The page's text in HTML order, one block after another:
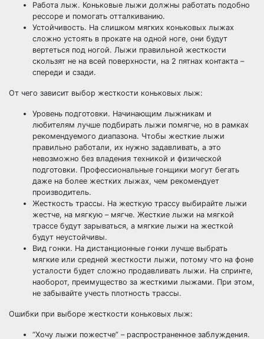
Работа лыж. Коньковые лыжи должны работать подобно
рессоре и помогать отталкиванию.
Устойчивость. На слишком мягких коньковых лыжах
сложно устоять в прокате на одной ноге, они будут
вертеться под ногой. Лыжи правильной жесткости
скользят не на всей поверхности, на 2 пятнах контакта –
спереди и сзади.
От чего зависит выбор жесткости коньковых лыж:
Уровень подготовки. Начинающим лыжникам и
любителям лучше подбирать лыжи помягче, но в рамках
рекомендуемого диапазона. Чтобы жесткие лыжи
правильно работали, их нужно задавливать, а это
невозможно без владения техникой и физической
подготовки. Профессиональные гонщики могут бегать
даже на более жестких лыжах, чем рекомендует
производитель.
Жесткость трассы. На жесткую трассу выбирайте лыжи
жестче, на мягкую – мягче. Жесткие лыжи на мягкой
трассе будут зарываться, а мягкие лыжи на жесткой
будут неустойчивы.
Вид гонки. На дистанционные гонки лучше выбрать
мягкие или средней жесткости лыжи, потому что на фоне
усталости будет сложно продавливать лыжи. На спринте,
наоборот, преимущество за жесткими лыжами. При этом,
не забывайте учесть плотность трассы.
Ошибки при выборе жесткости коньковых лыж:
“Хочу лыжи пожестче” – распространенное заблуждения.